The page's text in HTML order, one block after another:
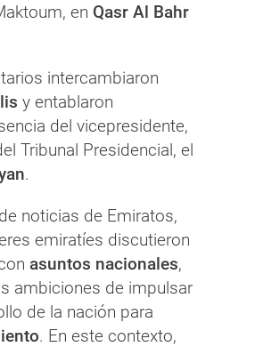
en Qasr Al Bahr
intercambiaron
y entablaron
del vicepresidente,
Tribunal Presidencial, el
.
noticias de Emiratos,
emiratíes discutieron
asuntos nacionales,
ambiciones de impulsar
de la nación para
. En este contexto,